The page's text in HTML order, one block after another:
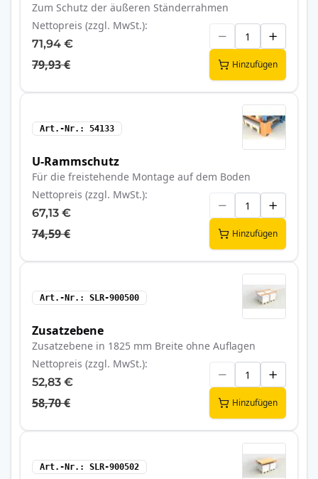
Zum Schutz der äußeren Ständerrahmen
Nettopreis (zzgl. MwSt.)
71,94 €
79,93 € Hinzufügen
Art.-Nr. 54133
U-Rammschutz
Für die freistehende Montage auf dem Boden
Nettopreis (zzgl. MwSt.)
67,13 €
74,59 € Hinzufügen
Art.-Nr. SLR-900500
Zusatzebene
Zusatzebene in 1825 mm Breite ohne Auflagen
Nettopreis (zzgl. MwSt.)
52,83 €
58,70 € Hinzufügen
Art.-Nr. SLR-900502